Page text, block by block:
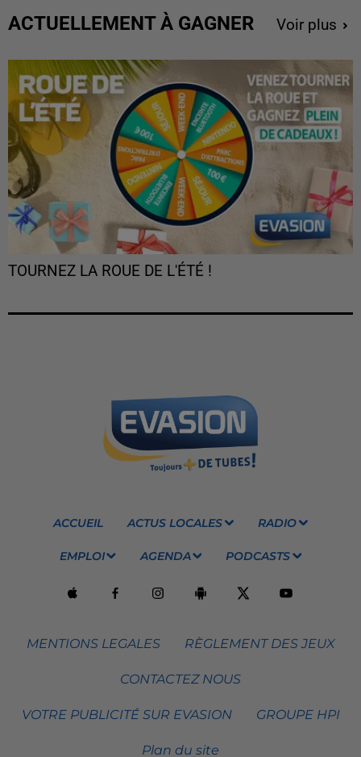
ACTUELLEMENT À GAGNER Voir plus
TOURNEZ LA ROUE DE L'ÉTÉ !
ACCUEIL ACTUS LOCALES RADIO
EMPLOI AGENDA PODCASTS
MENTIONS LEGALES RÈGLEMENT DES JEUX
CONTACTEZ NOUS
VOTRE PUBLICITÉ SUR EVASION GROUPE HPI
Plan du site